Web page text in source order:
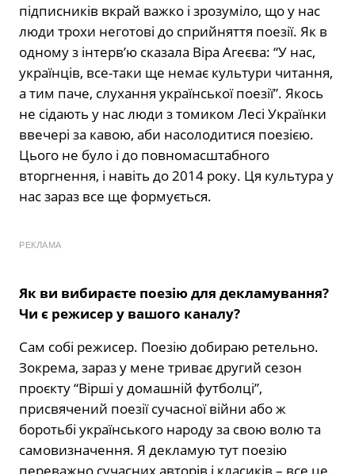
підписників вкрай важко і зрозуміло, що у нас
люди трохи неготові до сприйняття поезії. Як в
одному з інтерв’ю сказала Віра Агеєва: “У нас,
українців, все-таки ще немає культури читання,
а тим паче, слухання української поезії”. Якось
не сідають у нас люди з томиком Лесі Українки
ввечері за кавою, аби насолодитися поезією.
Цього не було і до повномасштабного
вторгнення, і навіть до 2014 року. Ця культура у
нас зараз все ще формується.
РЕКЛАМА
Як ви вибираєте поезію для декламування?
Чи є режисер у вашого каналу?
Сам собі режисер. Поезію добираю ретельно.
Зокрема, зараз у мене триває другий сезон
проєкту “Вірші у домашній футболці”,
присвячений поезії сучасної війни або ж
боротьбі українського народу за свою волю та
самовизначення. Я декламую тут поезію
переважно сучасних авторів і класиків – все це,